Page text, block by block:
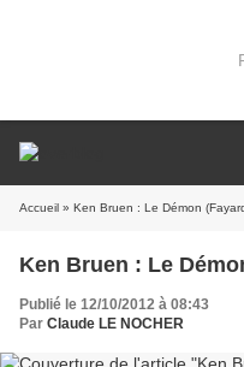
Accueil » Ken Bruen : Le Démon
Ken Bruen : Le
Publié le 12/10/2012 à 08:43
Par Claude LE NOCHER